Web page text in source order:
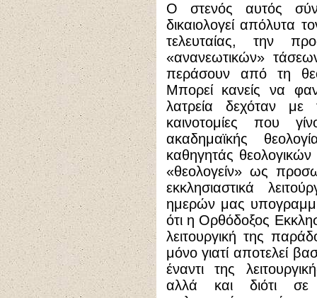
Ο στενός αυτός
δικαιολογεί απόλυτα
τελευταίας, την
«ανανεωτικών»
περάσουν από τη
Μπορεί κανείς να
λατρεία δεχόταν με
καινοτομίες που
ακαδημαϊκής
καθηγητάς
«θεολογείν» ως
εκκλησιαστικά
ημερών μας
ότι η Ορθόδοξος
λειτουργική της
μόνο γιατί αποτελεί
έναντι της
αλλά και διότι σε